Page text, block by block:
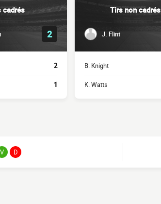
cadrés
2
2
1
Tirs non cadrés
J. Flint
B. Knight
K. Watts
V D